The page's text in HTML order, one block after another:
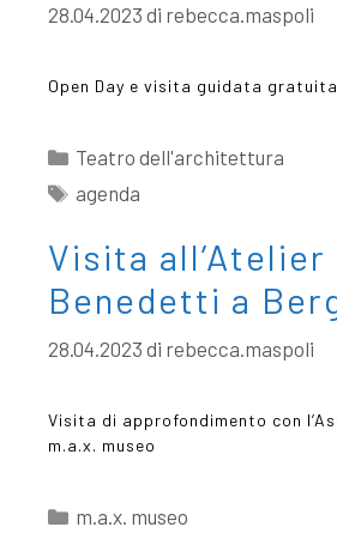
28.04.2023 di rebecca.maspoli
Open Day e visita guidata gratuita
Teatro dell'architettura
agenda
Visita all’Atelier
Benedetti a
28.04.2023 di rebecca.maspoli
Visita di approfondimento con
m.a.x. museo
m.a.x. museo